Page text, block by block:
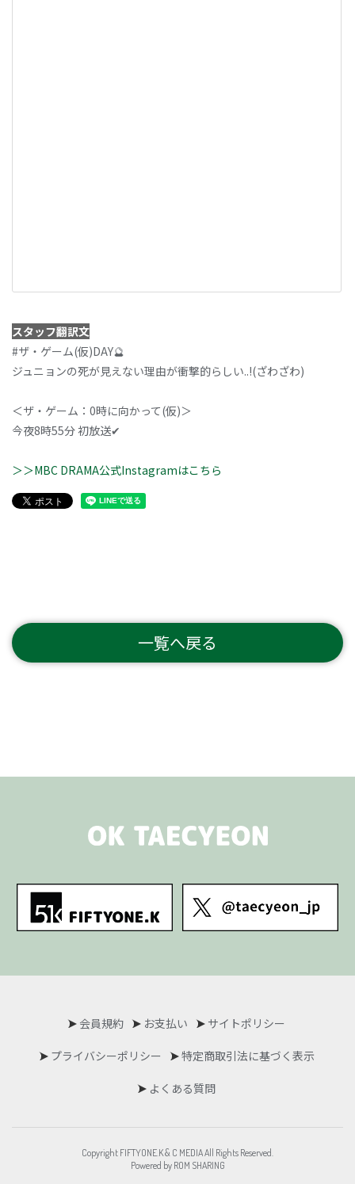
スタッフ翻訳文
#ザ・ゲーム(仮)DAY🔮
ジュニョンの死が見えない理由が衝撃的らしい..!(ざわざわ)
＜ザ・ゲーム：0時に向かって(仮)＞
今夜8時55分 初放送✔
＞＞MBC DRAMA公式Instagramはこちら
一覧へ戻る
会員規約 お支払い サイトポリシー
プライバシーポリシー 特定商取引法に基づく表示
よくある質問
Copyright FIFTYONE.K & C MEDIA All Rights Reserved.
Powered by ROM SHARING